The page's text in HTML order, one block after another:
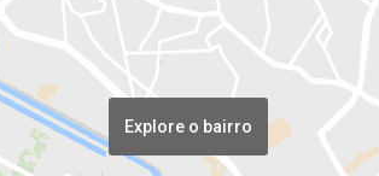
Explore o bairro